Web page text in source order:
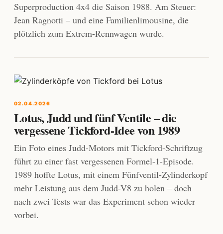
Superproduction 4x4 die Saison 1988. Am Steuer:
Jean Ragnotti – und eine Familienlimousine, die
plötzlich zum Extrem-Rennwagen wurde.
02.04.2026
Lotus, Judd und fünf Ventile – die
vergessene Tickford-Idee von 1989
Ein Foto eines Judd-Motors mit Tickford-Schriftzug
führt zu einer fast vergessenen Formel-1-Episode.
1989 hoffte Lotus, mit einem Fünfventil-Zylinderkopf
mehr Leistung aus dem Judd-V8 zu holen – doch
nach zwei Tests war das Experiment schon wieder
vorbei.